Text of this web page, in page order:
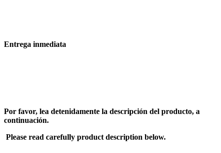
Entrega inmediata
Por favor, lea detenidamente la descripción del producto, a
continuación.
Please read carefully product description below.